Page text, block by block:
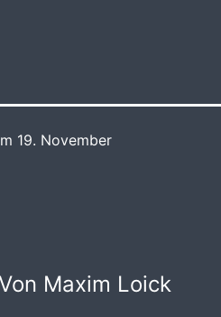
19. November
Maxim Loick